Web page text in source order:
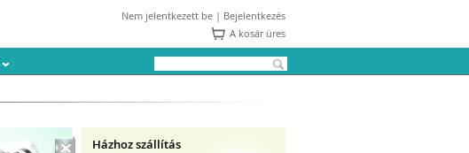
Nem jelentkezett be | Bejelentkezés
A kosár üres
Házhoz szállítás